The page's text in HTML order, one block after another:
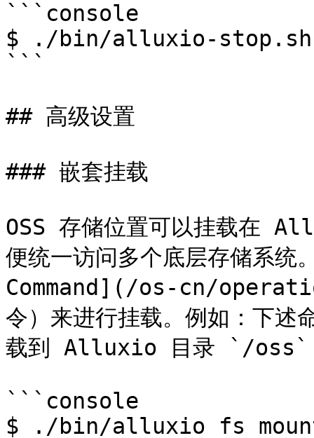
```console
$ ./bin/alluxio-
```
## 高级设置
### 嵌套挂载
OSS 存储位置可以挂载在
便统一访问多个底层存储
Command](/os-cn/
令）来进行挂载。例如：下
载到 Alluxio 目录 `/oss`
```console
$ ./bin/alluxio fs